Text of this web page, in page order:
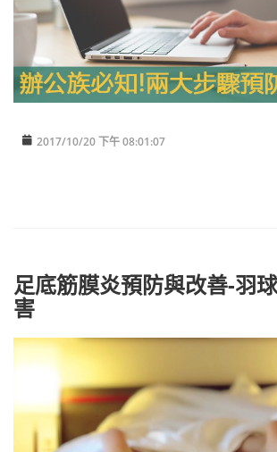
2017/10/20 下午 08:01:07
足底筋膜炎預防與改善-羽
害